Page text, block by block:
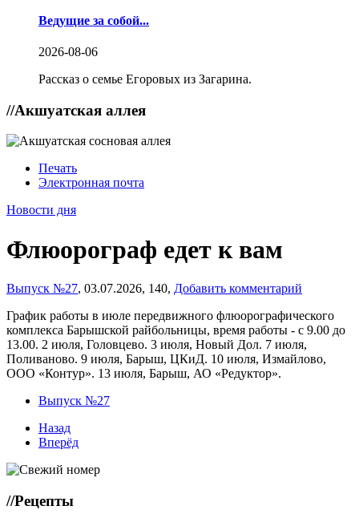
Ведущие за собой...
2026-08-06
Рассказ о семье Егоровых из Загарина.
//Акшуатская аллея
Печать
Электронная почта
Новости дня
Флюорограф едет к вам
Выпуск №27, 03.07.2026, 140, Добавить комментарий
График работы в июле передвижного флюорографического
комплекса Барышской райбольницы, время работы - с 9.00 до
13.00. 2 июля, Головцево. 3 июля, Новый Дол. 7 июля,
Поливаново. 9 июля, Барыш, ЦКиД. 10 июля, Измайлово,
ООО «Контур». 13 июля, Барыш, АО «Редуктор».
Выпуск №27
Назад
Вперёд
//Рецепты